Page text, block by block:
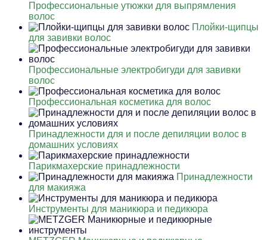
Профессиональные утюжки для выпрямления
волос
Плойки-щипцы
для завивки волос
Профессиональные электробигуди для завивки
волос
Профессиональная косметика для волос
Принадлежности для и после депиляции волос в
домашних условиях
Парикмахерские принадлежности
Принадлежности
для макияжа
Инструменты для маникюра и педикюра